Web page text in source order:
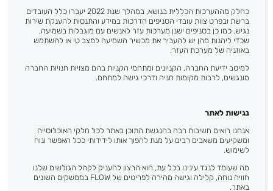
כחלק מההערכות הכללית בנושא, במהלך שנת 2022 יעברו כלל העובדים
ברשת ובפרט צוות עובדי הסניפים הדרכות במידע והתנסות להענקת שירות
נגיש. כמו כן בסניפים ישנן מערכות עזר לאנשים עם מוגבלות בשמיעה,
שכדי ליהנות מהן יש להעביר את מכשיר השמיעה למצב טי או להשתמש
באוזניה של מערכת העזר.
למיטב ידיעת החברה, הקניונים ומתחמי הקניות בהם מצויות חנויות החברה
מונגשים, לרבות מקומות חניה ודרכי גישה למתחם.
נגישות לאתר
אנחנו רואים חשיבות רבה בהנגשת התוכן באתר לכל חלקי האוכלוסייה
ומשקיעים משאבים רבים על מנת להפוך אותו לידידותי ככל האפשר ונוח
לשימוש.
מה שעומד לנגד עינינו בכל עת, הוא הרצון להעניק לקהל הגולשים שלנו
חוויה נוחה, קלילה וגישה מהירה לפריטים של FLOW בממשקים השונים
באתר.